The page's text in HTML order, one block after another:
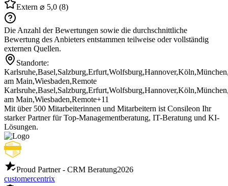
Extern ⌀ 5,0 (8)
Die Anzahl der Bewertungen sowie die durchschnittliche
Bewertung des Anbieters entstammen teilweise oder vollständig
externen Quellen.
Standorte:
Karlsruhe,Basel,Salzburg,Erfurt,Wolfsburg,Hannover,Köln,München
am Main,Wiesbaden,Remote
Karlsruhe,Basel,Salzburg,Erfurt,Wolfsburg,Hannover,Köln,München
am Main,Wiesbaden,Remote+11
Mit über 500 Mitarbeiterinnen und Mitarbeitern ist Consileon Ihr
starker Partner für Top-Managementberatung, IT-Beratung und KI-
Lösungen.
Proud Partner - CRM Beratung2026
customercentrix